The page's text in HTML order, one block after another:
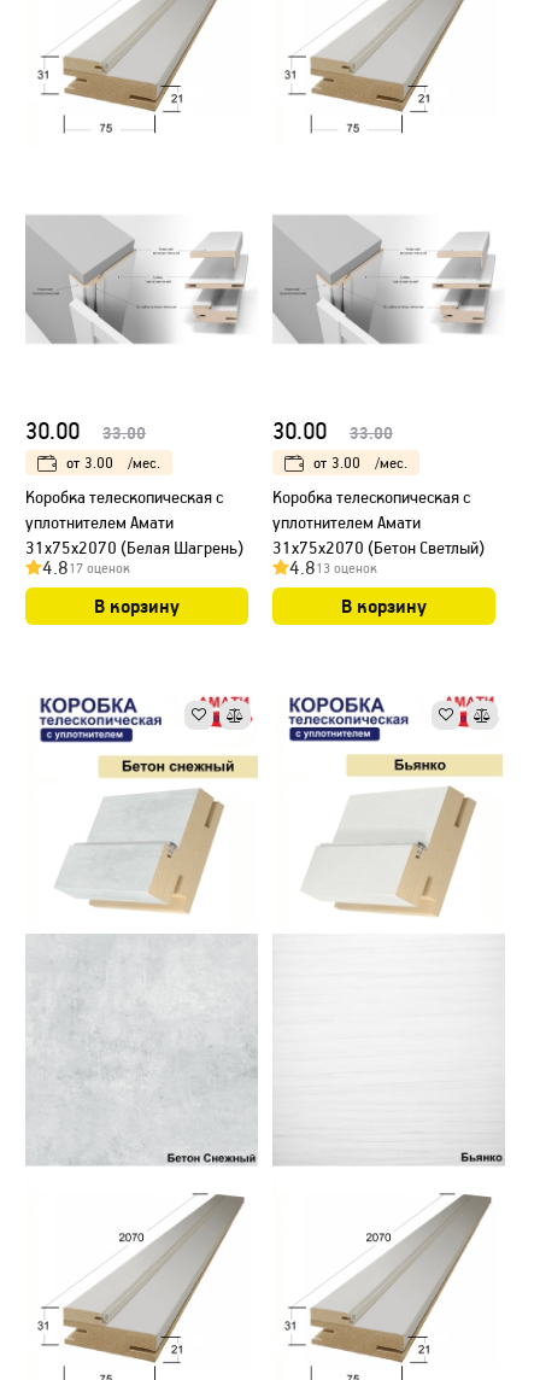
30.00 33.00
от 3.00 /мес.
Коробка телескопическая с
уплотнителем Амати
31х75х2070 (Белая Шагрень)
4.817 оценок
В корзину
30.00 33.00
от 3.00 /мес.
Коробка телескопическая с
уплотнителем Амати
31х75х2070 (Бетон Светлый)
4.813 оценок
В корзину